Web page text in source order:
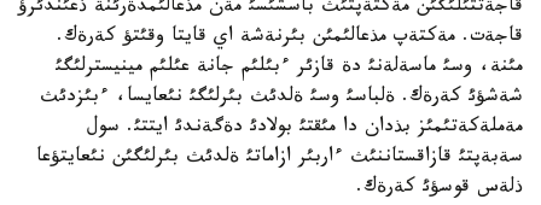
قاجةتتئلئگئن مةكتةپتئث باسشئسئ مةن مذعالئمدةرئنة ذعئندئرؤ
قاجةت. مةكتةپ مذعالئمئن بئرنةشة اي قايتا وقئتؤ كةرةك.
مئنة، وسئ ماسةلةنئ دة قازئر ءبئلئم جانة عئلئم مينيسترلئگئ
شةشؤئ كةرةك. ةلباسئ وسئ ةلدئث بئرلئگئ نئعايسا، ءبئزدئث
مةملةكةتئمئز بذدان دا مئقتئ بولادئ دةگةندئ ايتتئ. سول
سةبةپتئ قازاقستاننئث ءاربئر ازاماتئ ةلدئث بئرلئگئن نئعايتؤعا
ذلةس قوسؤئ كةرةك.